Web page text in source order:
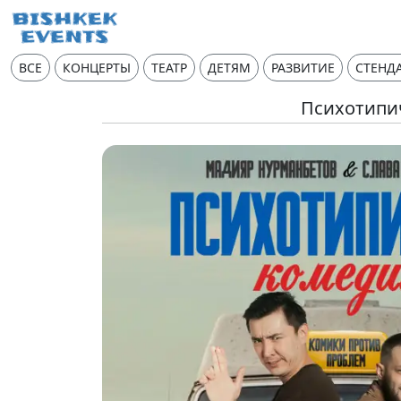
ВСЕ КОНЦЕРТЫ ТЕАТР ДЕТЯМ РАЗВИТИЕ